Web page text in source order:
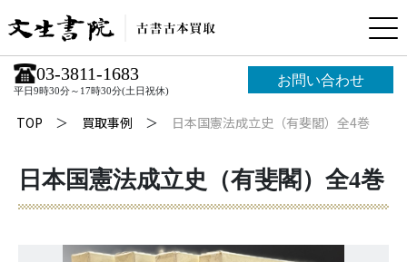
03-3811-1683
平日9時30分～17時30分(土日祝休)
お問い合わせ
TOP 買取事例 日本国憲法成立史（有斐閣）全4巻
日本国憲法成立史（有斐閣）全4巻